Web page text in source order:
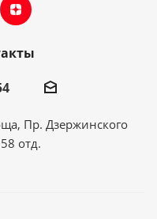
Пр. Дзержинского
отд.